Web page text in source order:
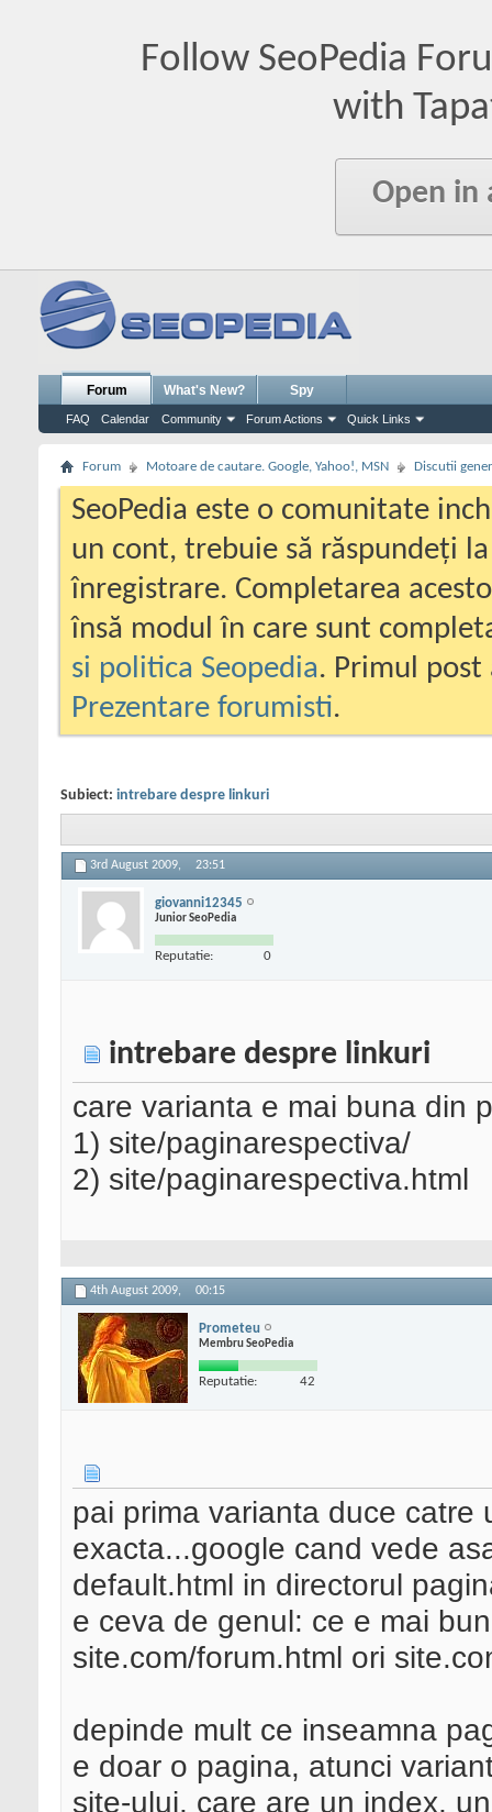
Follow SeoPedia
with
Open in
Forum
FAQ Calendar Community Forum Actions Quick Links
What's New? Spy
Forum Motoare de cautare. Google, Yahoo!, MSN Discutii
SeoPedia este o comunitate
un cont, trebuie să răspundeți
înregistrare. Completarea
însă modul în care sunt
si politica Seopedia. Primul
Prezentare forumisti.
Subiect: intrebare despre linkuri
3rd August 2009, 23:51
giovanni12345
Junior SeoPedia
Reputatie: 0
intrebare despre linkuri
care varianta e mai buna din
1) site/paginarespectiva/
2) site/paginarespectiva.html
4th August 2009, 00:15
Prometeu
Membru SeoPedia
Reputatie: 42
pai prima varianta duce catre
exacta...google cand vede
default.html in directorul
e ceva de genul: ce e mai
site.com/forum.html ori
depinde mult ce inseamna
e doar o pagina, atunci
site-ului, care are un index,